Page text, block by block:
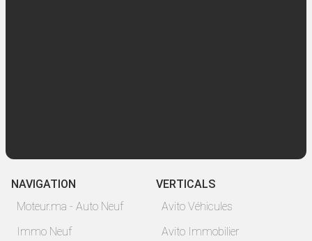
NAVIGATION
Moteur.ma - Auto Neuf
Immo Neuf
VERTICALS
Avito Véhicules
Avito Immobilier